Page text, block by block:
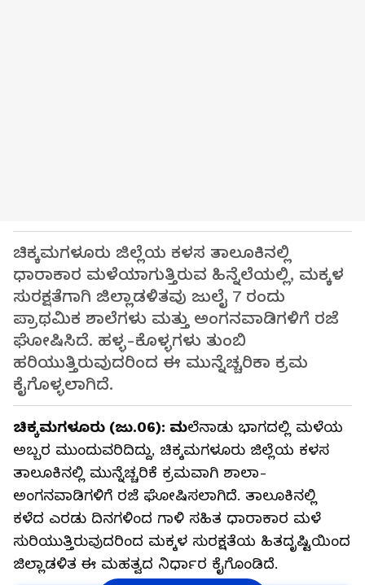
ಚಿಕ್ಕಮಗಳೂರು ಜಿಲ್ಲೆಯ ಕಳಸ ತಾಲೂಕಿನಲ್ಲಿ
ಧಾರಾಕಾರ ಮಳೆಯಾಗುತ್ತಿರುವ ಹಿನ್ನೆಲೆಯಲ್ಲಿ, ಮಕ್ಕಳ
ಸುರಕ್ಷತೆಗಾಗಿ ಜಿಲ್ಲಾಡಳಿತವು ಜುಲೈ 7 ರಂದು
ಪ್ರಾಥಮಿಕ ಶಾಲೆಗಳು ಮತ್ತು ಅಂಗನವಾಡಿಗಳಿಗೆ ರಜೆ
ಘೋಷಿಸಿದೆ. ಹಳ್ಳ-ಕೊಳ್ಳಗಳು ತುಂಬಿ
ಹರಿಯುತ್ತಿರುವುದರಿಂದ ಈ ಮುನ್ನೆಚ್ಚರಿಕಾ ಕ್ರಮ
ಕೈಗೊಳ್ಳಲಾಗಿದೆ.
ಚಿಕ್ಕಮಗಳೂರು (ಜು.06): ಮಲೆನಾಡು ಭಾಗದಲ್ಲಿ ಮಳೆಯ
ಅಬ್ಬರ ಮುಂದುವರಿದಿದ್ದು, ಚಿಕ್ಕಮಗಳೂರು ಜಿಲ್ಲೆಯ ಕಳಸ
ತಾಲೂಕಿನಲ್ಲಿ ಮುನ್ನೆಚ್ಚರಿಕೆ ಕ್ರಮವಾಗಿ ಶಾಲಾ-
ಅಂಗನವಾಡಿಗಳಿಗೆ ರಜೆ ಘೋಷಿಸಲಾಗಿದೆ. ತಾಲೂಕಿನಲ್ಲಿ
ಕಳೆದ ಎರಡು ದಿನಗಳಿಂದ ಗಾಳಿ ಸಹಿತ ಧಾರಾಕಾರ ಮಳೆ
ಸುರಿಯುತ್ತಿರುವುದರಿಂದ ಮಕ್ಕಳ ಸುರಕ್ಷತೆಯ ಹಿತದೃಷ್ಟಿಯಿಂದ
ಜಿಲ್ಲಾಡಳಿತ ಈ ಮಹತ್ವದ ನಿರ್ಧಾರ ಕೈಗೊಂಡಿದೆ.